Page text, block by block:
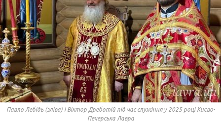
Павло Лебідь (зліва) і Віктор Дреботій під час служіння у 2025 році Києво-
Печерська Лавра